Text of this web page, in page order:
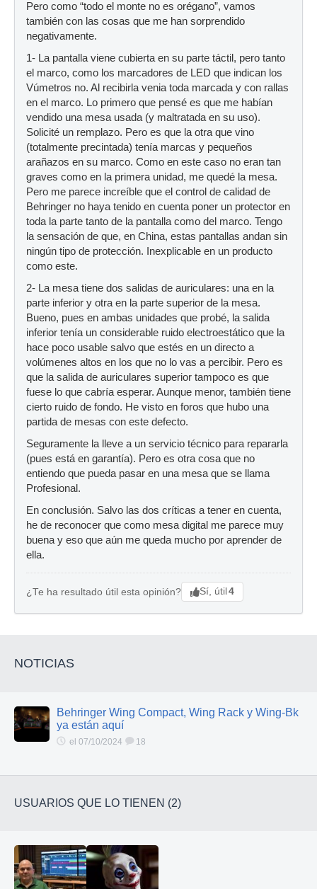
Pero como “todo el monte no es orégano”, vamos
también con las cosas que me han sorprendido
negativamente.
1- La pantalla viene cubierta en su parte táctil, pero tanto
el marco, como los marcadores de LED que indican los
Vúmetros no. Al recibirla venia toda marcada y con rallas
en el marco. Lo primero que pensé es que me habían
vendido una mesa usada (y maltratada en su uso).
Solicité un remplazo. Pero es que la otra que vino
(totalmente precintada) tenía marcas y pequeños
arañazos en su marco. Como en este caso no eran tan
graves como en la primera unidad, me quedé la mesa.
Pero me parece increíble que el control de calidad de
Behringer no haya tenido en cuenta poner un protector en
toda la parte tanto de la pantalla como del marco. Tengo
la sensación de que, en China, estas pantallas andan sin
ningún tipo de protección. Inexplicable en un producto
como este.
2- La mesa tiene dos salidas de auriculares: una en la
parte inferior y otra en la parte superior de la mesa.
Bueno, pues en ambas unidades que probé, la salida
inferior tenía un considerable ruido electroestático que la
hace poco usable salvo que estés en un directo a
volúmenes altos en los que no lo vas a percibir. Pero es
que la salida de auriculares superior tampoco es que
fuese lo que cabría esperar. Aunque menor, también tiene
cierto ruido de fondo. He visto en foros que hubo una
partida de mesas con este defecto.
Seguramente la lleve a un servicio técnico para repararla
(pues está en garantía). Pero es otra cosa que no
entiendo que pueda pasar en una mesa que se llama
Profesional.
En conclusión. Salvo las dos críticas a tener en cuenta,
he de reconocer que como mesa digital me parece muy
buena y eso que aún me queda mucho por aprender de
ella.
¿Te ha resultado útil esta opinión? Sí, útil 4
NOTICIAS
Behringer Wing Compact, Wing Rack y Wing-Bk
ya están aquí
el 07/10/2024 18
USUARIOS QUE LO TIENEN (2)